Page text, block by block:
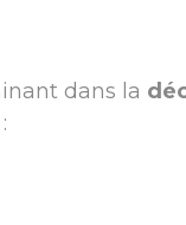
dans la